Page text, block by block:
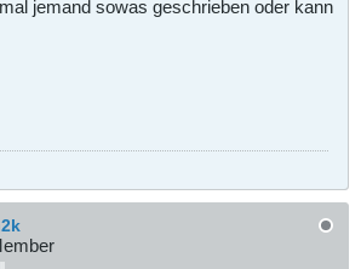
jemand sowas geschrieben oder kann